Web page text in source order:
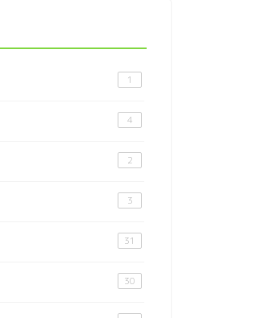
1
4
2
3
31
30